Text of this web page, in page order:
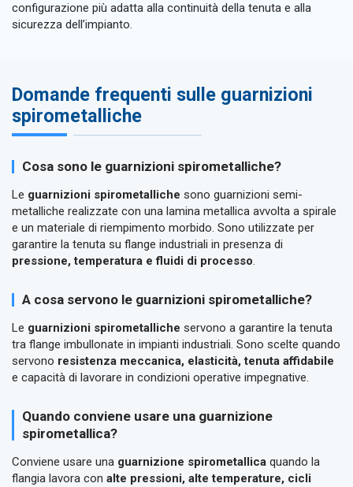
configurazione più adatta alla continuità della tenuta e alla
sicurezza dell’impianto.
Domande frequenti sulle guarnizioni
spirometalliche
Cosa sono le guarnizioni spirometalliche?
Le guarnizioni spirometalliche sono guarnizioni semi-
metalliche realizzate con una lamina metallica avvolta a spirale
e un materiale di riempimento morbido. Sono utilizzate per
garantire la tenuta su flange industriali in presenza di
pressione, temperatura e fluidi di processo.
A cosa servono le guarnizioni spirometalliche?
Le guarnizioni spirometalliche servono a garantire la tenuta
tra flange imbullonate in impianti industriali. Sono scelte quando
servono resistenza meccanica, elasticità, tenuta affidabile
e capacità di lavorare in condizioni operative impegnative.
Quando conviene usare una guarnizione
spirometallica?
Conviene usare una guarnizione spirometallica quando la
flangia lavora con alte pressioni, alte temperature, cicli